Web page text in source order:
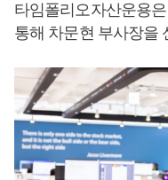
타임폴리오자산운용
통해 차문현 부사장을